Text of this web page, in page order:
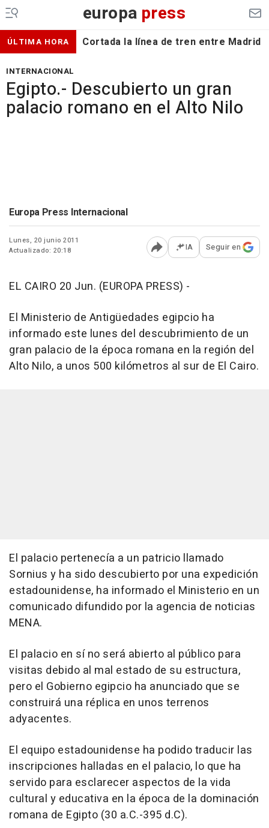
europa press
ÚLTIMA HORA Cortada la línea de tren entre Madrid
INTERNACIONAL
Egipto.- Descubierto un gran
palacio romano en el Alto Nilo
Europa Press Internacional
Lunes, 20 junio 2011
Actualizado: 20:18
Abrir opciones para
IA Seguir en
EL CAIRO 20 Jun. (EUROPA PRESS) -
El Ministerio de Antigüedades egipcio ha
informado este lunes del descubrimiento de un
gran palacio de la época romana en la región del
Alto Nilo, a unos 500 kilómetros al sur de El Cairo.
El palacio pertenecía a un patricio llamado
Sornius y ha sido descubierto por una expedición
estadounidense, ha informado el Ministerio en un
comunicado difundido por la agencia de noticias
MENA.
El palacio en sí no será abierto al público para
visitas debido al mal estado de su estructura,
pero el Gobierno egipcio ha anunciado que se
construirá una réplica en unos terrenos
adyacentes.
El equipo estadounidense ha podido traducir las
inscripciones halladas en el palacio, lo que ha
servido para esclarecer aspectos de la vida
cultural y educativa en la época de la dominación
romana de Egipto (30 a.C.-395 d.C).